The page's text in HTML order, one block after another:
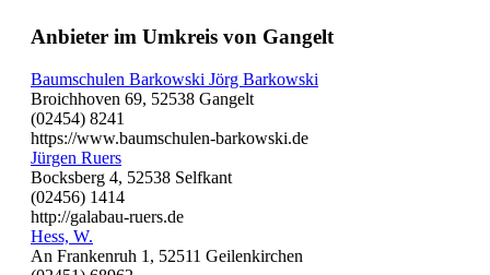
Anbieter im Umkreis von Gangelt
Baumschulen Barkowski Jörg Barkowski
Broichhoven 69, 52538 Gangelt
(02454) 8241
https://www.baumschulen-barkowski.de
Jürgen Ruers
Bocksberg 4, 52538 Selfkant
(02456) 1414
http://galabau-ruers.de
Hess, W.
An Frankenruh 1, 52511 Geilenkirchen